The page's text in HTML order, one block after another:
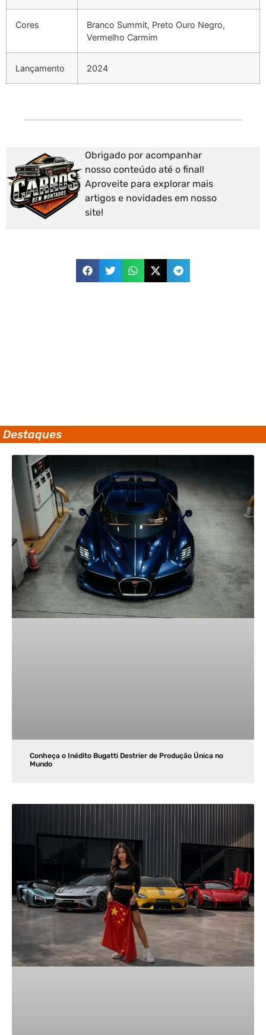
Cores
Branco Summit, Preto Ouro Negro,
Vermelho Carmim
Lançamento 2024
Obrigado por acompanhar
nosso conteúdo até o final!
Aproveite para explorar mais
artigos e novidades em nosso
site!
Destaques
Conheça o Inédito Bugatti Destrier de Produção Única no
Mundo